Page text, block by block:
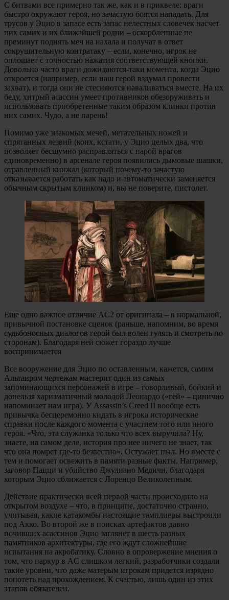
С битвами все примерно так же, как и в приквеле: враги
быстро окружают героя, но зачастую боятся нападать. Для
трусов у Эцио в запасе есть запас нелестных словечек насчет
них самих и их ближайшей родни – оскорбленные не
преминут поднять меч на нахала и получат в ответ
сокрушительную контратаку – если, конечно, игрок не
оплошает с точностью нажатия соответствующей кнопки.
Довольно часто враги дожидаются-таки момента, когда Эцио
откроется (например, если наш герой вздумал провести
захват), и тогда они не стесняются наваливаться вместе. На их
беду, хитрый асассин умеет противников обезоруживать и
использовать приобретенные таким образом клинки против
них самих. Чудо, а не парень!
Помимо уже знакомых мечей, метательных ножей и
спрятанных лезвий (коих, кстати, у Эцио целых два, что
позволяет бесшумно расправляться с парой врагов
единовременно) в арсенале героя появились дымовые шашки,
отравленный кинжал (который почему-то зачастую
отказывается работать как надо и автоматически заменяется
обычным скрытым клинком) и, вы не поверите, пистолет.
Еще одно важное отличие AC2 от оригинала – в нормальной,
привычной постановке сценок (раньше, напомним, во время
судьбоносных диалогов герой был волен гулять и смотреть по
сторонам). Благодаря ней сюжет гораздо лучше
воспринимается
Все вооружение для Эцио по оставленным, кажется, самим
Альтаиром чертежам мастерит один из самых
запоминающихся персонажей в игре – говорливый, бойкий и
донельзя харизматичный молодой Леонардо («гей» – цинично
напоминает нам игра). У Assassin’s Creed II вообще есть
привычка бесцеремонно кидать в игрока исторические
справки после каждого момента с участием того или иного
героя. «Что, эта служанка только что всех выручила? Ну,
знаете, на самом деле, история про нее ничего не знает, так
что она помрет где-то безвестно». Остужает пыл. Но вместе с
тем и помогает освежить в памяти разные факты. Например,
заговор Пацци и убийство Джулиано Медичи, благодаря
которым Эцио сближается с Лоренцо Великолепным.
Действие практически всей первой части происходило на
открытом воздухе – что, в принципе, достаточно странно,
учитывая, какие катакомбы настоящие тамплиеры выстроили
под Акко. Во второй же в поисках артефактов давно
почивших асассинов Эцио заглянет в шесть разных
памятников архитектуры, где его ждут сложнейшие
испытания на акробатику. Словно в опровержение мнения о
том, что паркур в AC слишком легкий, разработчики создали
такие уровни, что даже матерым игрокам придется изрядно
попотеть над прохождением. К счастью, лишь один из этих
этапов обязателен.